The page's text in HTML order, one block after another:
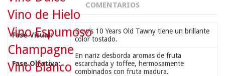
COMENTARIOS
Fase Visual:
Dow’s 10 Years Old Tawny tiene un brillante
color tostado.
Fase Olfativa:
En nariz desborda aromas de fruta
escarchada y toffee, hermosamente
combinados con fruta madura.
Vino de Hielo
Vino Espumoso
Champagne
Vino Blanco